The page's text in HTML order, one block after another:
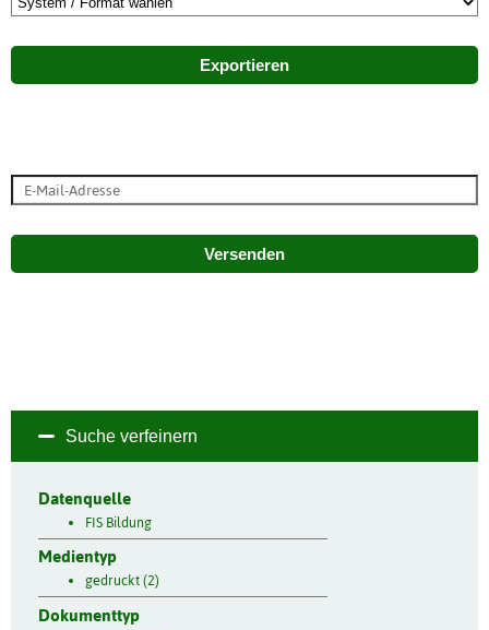
Exportieren
Versenden
Suche verfeinern
Datenquelle
FIS Bildung
Medientyp
gedruckt (2)
Dokumenttyp